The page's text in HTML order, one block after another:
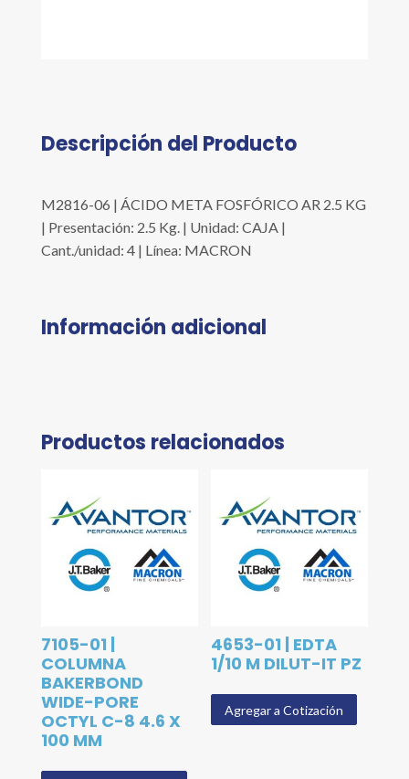
Descripción del Producto
M2816-06 | ÁCIDO META FOSFÓRICO AR 2.5 KG
| Presentación: 2.5 Kg. | Unidad: CAJA |
Cant./unidad: 4 | Línea: MACRON
Información adicional
Productos relacionados
7105-01 |
COLUMNA
BAKERBOND
WIDE-PORE
OCTYL C-8 4.6 X
100 MM
4653-01 | EDTA
1/10 M DILUT-IT PZ
Agregar a Cotización